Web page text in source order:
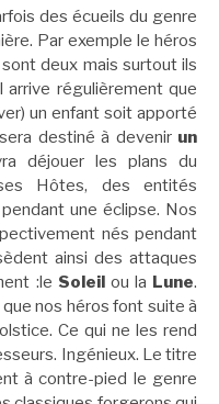
des écueils du genre
Par exemple le héros
deux mais surtout ils
régulièrement que
un enfant soit apporté
destiné à devenir un
déjouer les plans du
Hôtes, des entités
une éclipse. Nos
nés pendant
ainsi des attaques
:le Soleilou la Lune.
que nos héros font suite à
Ce qui ne les rend
Ingénieux. Le titre
à contre-pied le genre